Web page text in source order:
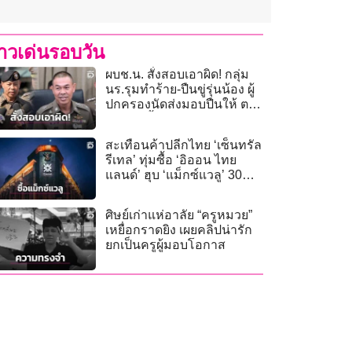
วเด่นรอบวัน
ผบช.น. สั่งสอบเอาผิด! กลุ่ม
นร.รุมทำร้าย-ปืนขู่รุ่นน้อง ผู้
ปกครองนัดส่งมอบปืนให้ ตร.
สะเทือนค้าปลีกไทย ‘เซ็นทรัล
รีเทล’ ทุ่มซื้อ ‘อิออน ไทย
แลนด์’ ฮุบ ‘แม็กซ์แวลู’ 30
ศิษย์เก่าแห่อาลัย “ครูหมวย”
เหยื่อกราดยิง เผยคลิปน่ารัก
ยกเป็นครูผู้มอบโอกาส